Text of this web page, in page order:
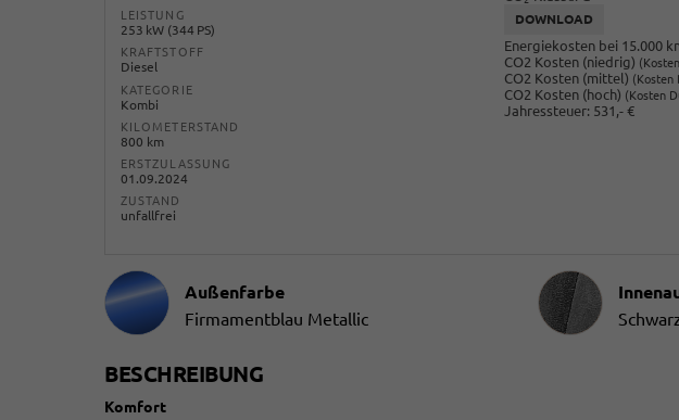
LEISTUNG
253 kW (344 PS)
KRAFTSTOFF
Diesel
KATEGORIE
Kombi
KILOMETERSTAND
800 km
ERSTZULASSUNG
01.09.2024
ZUSTAND
unfallfrei
DOWNLOAD
Energiekosten bei 15.000
CO2 Kosten (niedrig)
CO2 Kosten (mittel) (Kosten
CO2 Kosten (hoch) (Kosten
Jahressteuer: 531,- €
Außenfarbe
Firmamentblau Metallic
Innenausstattung
BESCHREIBUNG
Komfort